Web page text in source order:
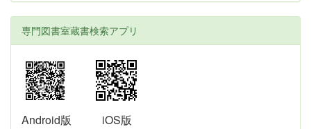
専門図書室蔵書検索アプリ
Android版 iOS版